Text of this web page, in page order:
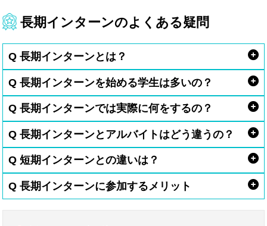
長期インターンのよくある疑問
Q 長期インターンとは？
Q 長期インターンを始める学生は多いの？
Q 長期インターンでは実際に何をするの？
Q 長期インターンとアルバイトはどう違うの？
Q 短期インターンとの違いは？
Q 長期インターンに参加するメリット